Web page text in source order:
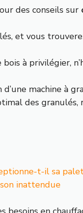
des conseils sur
et vous
à privilégier,
machine à
des granulés,
t-il sa
inattendue